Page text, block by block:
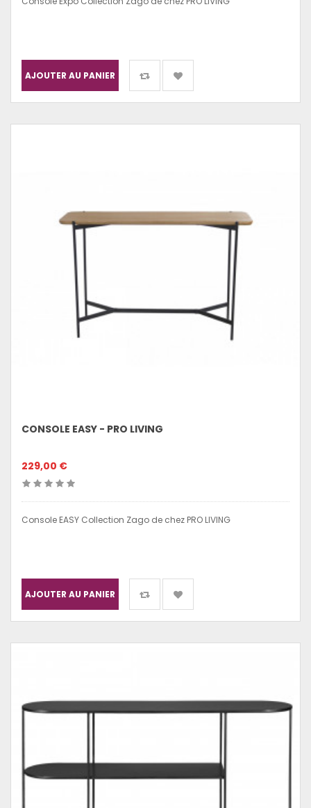
AJOUTER AU PANIER
CONSOLE EASY - PRO LIVING
229,00 €
Console EASY Collection Zago de chez PRO LIVING
AJOUTER AU PANIER